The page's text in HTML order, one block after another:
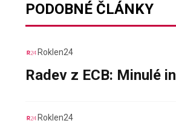
PODOBNÉ ČLÁNKY
Roklen24
Radev z ECB: Minulé
Roklen24